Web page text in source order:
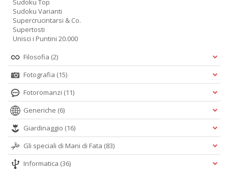
Sudoku Top
Sudoku Varianti
Supercrucintarsi & Co.
Supertosti
Unisci i Puntini 20.000
Filosofia (2)
Fotografia (15)
Fotoromanzi (11)
Generiche (6)
Giardinaggio (16)
Gli speciali di Mani di Fata (83)
Informatica (36)